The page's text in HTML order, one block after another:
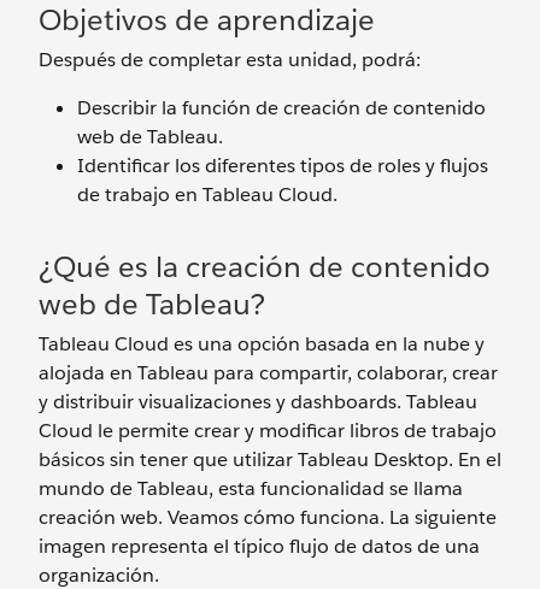
Objetivos de aprendizaje
Después de completar esta unidad, podrá:
Describir la función de creación de contenido
web de Tableau.
Identificar los diferentes tipos de roles y flujos
de trabajo en Tableau Cloud.
¿Qué es la creación de contenido
web de Tableau?
Tableau Cloud es una opción basada en la nube y
alojada en Tableau para compartir, colaborar, crear
y distribuir visualizaciones y dashboards. Tableau
Cloud le permite crear y modificar libros de trabajo
básicos sin tener que utilizar Tableau Desktop. En el
mundo de Tableau, esta funcionalidad se llama
creación web. Veamos cómo funciona. La siguiente
imagen representa el típico flujo de datos de una
organización.